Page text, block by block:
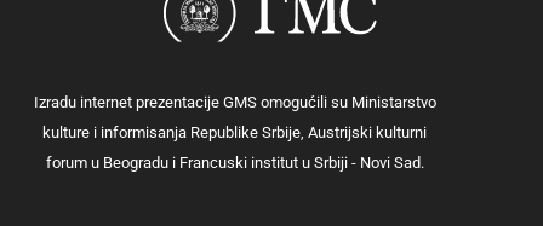
Izradu internet prezentacije GMS omogućili su Ministarstvo
kulture i informisanja Republike Srbije, Austrijski kulturni
forum u Beogradu i Francuski institut u Srbiji - Novi Sad.